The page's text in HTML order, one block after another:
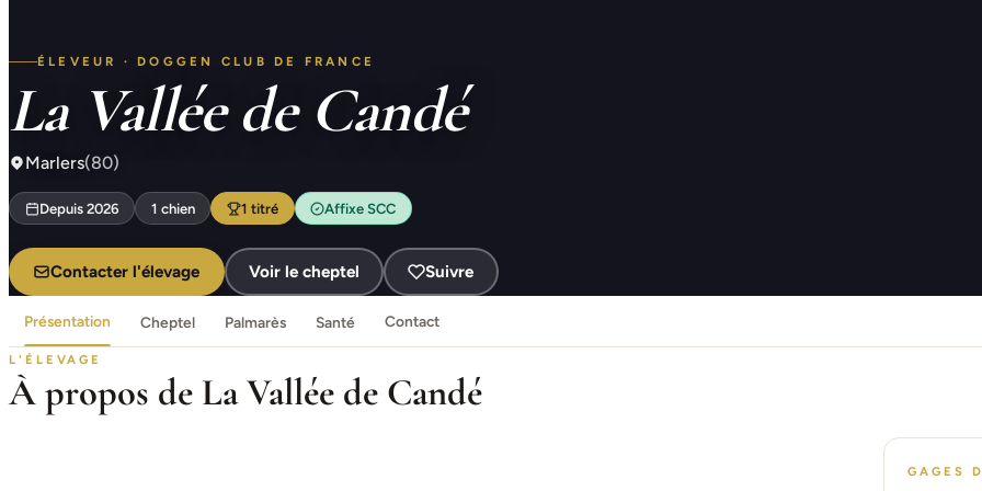
ÉLEVEUR · DOGGEN CLUB DE FRANCE
La Vallée de Candé
Marlers(80)
Depuis 2026 1 chien 1 titré Affixe SCC
Contacter l'élevage Voir le cheptel Suivre
Présentation Cheptel Palmarès Santé Contact
L'ÉLEVAGE
À propos de La Vallée de Candé
GAGES